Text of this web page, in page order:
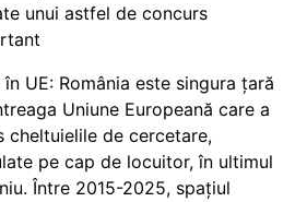
unui astfel de concurs
în UE: România este singura țară
Uniune Europeană care a
cheltuielile de cercetare,
pe cap de locuitor, în ultimul
Între 2015-2025, spațiul